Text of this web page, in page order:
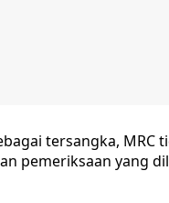
tersangka, MRC
pemeriksaan yang